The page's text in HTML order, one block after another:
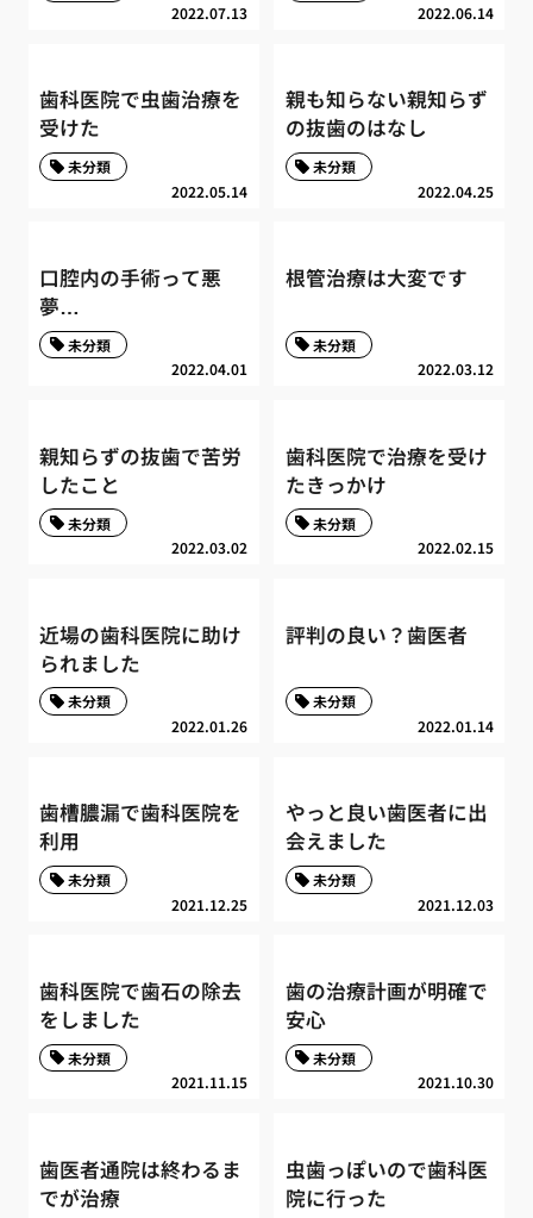
2022.07.13 2022.06.14
歯科医院で虫歯治療を
受けた
2022.05.14
未分類
親も知らない親知らず
の抜歯のはなし
2022.04.25
未分類
口腔内の手術って悪
夢…
2022.04.01
未分類
根管治療は大変です
2022.03.12
未分類
親知らずの抜歯で苦労
したこと
2022.03.02
未分類
歯科医院で治療を受け
たきっかけ
2022.02.15
未分類
近場の歯科医院に助け
られました
2022.01.26
未分類
評判の良い？歯医者
2022.01.14
未分類
歯槽膿漏で歯科医院を
利用
2021.12.25
未分類
やっと良い歯医者に出
会えました
2021.12.03
未分類
歯科医院で歯石の除去
をしました
2021.11.15
未分類
歯の治療計画が明確で
安心
2021.10.30
未分類
歯医者通院は終わるま
でが治療
虫歯っぽいので歯科医
院に行った